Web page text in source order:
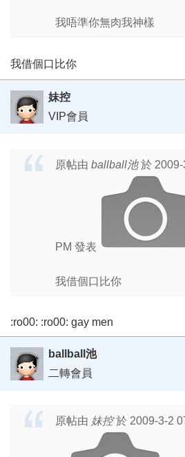
我唔準你無肉我神樣
我借個口比你
妹控
VIP會員
原帖由 ballball池於 2009-
PM 發表
我借個口比你
:ro00: :ro00: gay men
ballball池
二轉會員
原帖由 妹控於 2009-3-2